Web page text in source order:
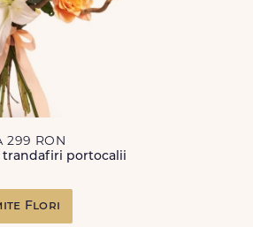
299 RON
trandafiri portocalii
Flori